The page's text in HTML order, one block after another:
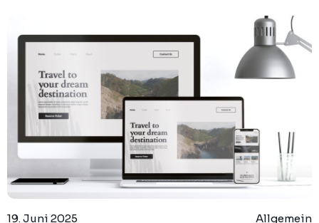
19. Juni 2025 Allgemein